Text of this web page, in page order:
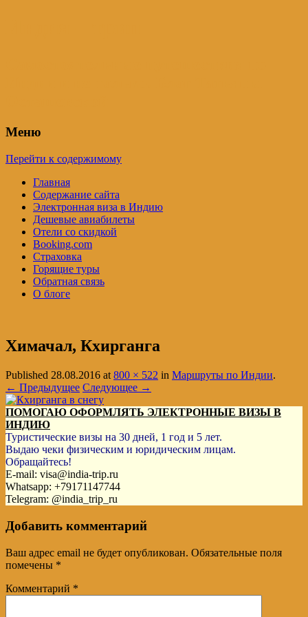
Меню
Перейти к содержимому
Главная
Содержание сайта
Электронная виза в Индию
Дешевые авиабилеты
Отели со скидкой
Booking.com
Страховка
Горящие туры
Обратная связь
О блоге
Химачал, Кхирганга
Published 28.08.2016 at 800 × 522 in Маршруты по Индии.
← Предыдущее Следующее →
ПОМОГАЮ ОФОРМЛЯТЬ ЭЛЕКТРОННЫЕ ВИЗЫ В
ИНДИЮ
Туристические визы на 30 дней, 1 год и 5 лет.
Выдаю чеки физическим и юридическим лицам.
Обращайтесь!
E-mail: visa@india-trip.ru
Whatsapp: +79171147744
Telegram: @india_trip_ru
Добавить комментарий
Ваш адрес email не будет опубликован. Обязательные поля
помечены *
Комментарий *